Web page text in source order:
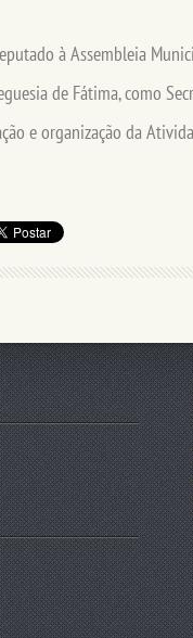
à Assembleia
de Fátima, como
e organização da